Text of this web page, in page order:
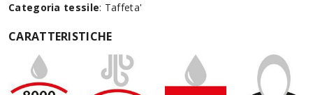
Categoria tessile: Taffeta'
CARATTERISTICHE